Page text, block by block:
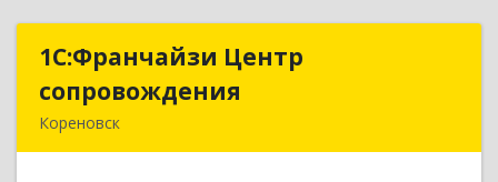
1С:Франчайзи Центр
сопровождения
Кореновск
1С:Франчайзи Центр